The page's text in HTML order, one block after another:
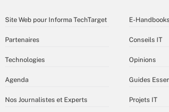
Site Web pour Informa TechTarget
Partenaires
Technologies
Agenda
Nos Journalistes et Experts
E-Handbooks
Conseils IT
Opinions
Guides
Projets IT